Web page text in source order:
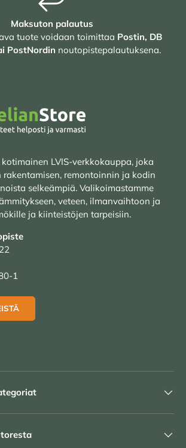
Maksuton palautus
tuote voidaan toimittaa Postin, DB
PostNordin noutopistepalautuksena.
LVIS-verkkokauppa, joka
remontoinnin ja kodin
selkeämpiä. Valikoimastamme
veteen, ilmanvaihtoon ja
ja kiinteistöjen tarpeisiin.
1